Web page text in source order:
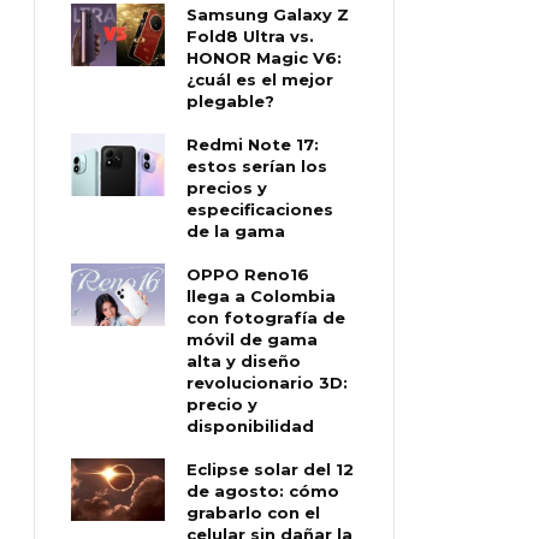
Samsung Galaxy Z
Fold8 Ultra vs.
HONOR Magic V6:
¿cuál es el mejor
plegable?
Redmi Note 17:
estos serían los
precios y
especificaciones
de la gama
OPPO Reno16
llega a Colombia
con fotografía de
móvil de gama
alta y diseño
revolucionario 3D:
precio y
disponibilidad
Eclipse solar del 12
de agosto: cómo
grabarlo con el
celular sin dañar la